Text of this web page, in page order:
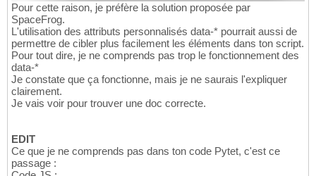
Pour cette raison, je préfère la solution proposée par
SpaceFrog.
L'utilisation des attributs personnalisés data-* pourrait aussi de
permettre de cibler plus facilement les éléments dans ton script.
Pour tout dire, je ne comprends pas trop le fonctionnement des
data-*
Je constate que ça fonctionne, mais je ne saurais l'expliquer
clairement.
Je vais voir pour trouver une doc correcte.
EDIT
Ce que je ne comprends pas dans ton code Pytet, c'est ce
passage :